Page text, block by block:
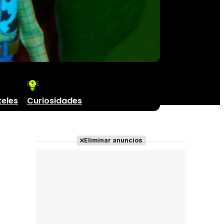
Curiosidades
Eliminar anuncios